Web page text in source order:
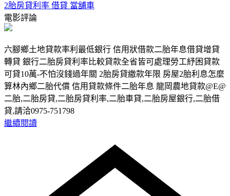
2胎房貸利率 借貸 當舖車
電影評論
六腳鄉土地貸款率利最低銀行 信用狀借款二胎年息借貸增貸
轉貸 銀行二胎房貸利率比較貸款全省皆可處理勞工紓困貸款
可貸10萬-不怕沒錢過年關 2胎房貸繳款年限 房屋2胎利息怎麼
算林內鄉二胎代償 信用貸款條件二胎年息 龍岡農地貸款@E@
二胎,二胎房貸,二胎房貸利率,二胎車貸,二胎房屋銀行,二胎借
貸,請洽0975-751798
繼續閱讀